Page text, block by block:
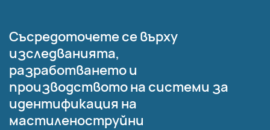
Съсредоточете се върху
изследванията,
разработването и
производството на системи за
идентификация на
мастиленоструйни